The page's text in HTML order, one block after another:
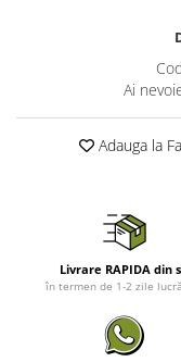
Ai
Adauga la
Livrare RAPIDA din
în termen de 1-2 zile